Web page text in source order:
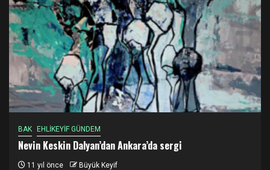
BAK EHLİKEYİF GÜNDEM
Nevin Keskin Dalyan’dan Ankara’da sergi
11 yıl önce Büyük Keyif